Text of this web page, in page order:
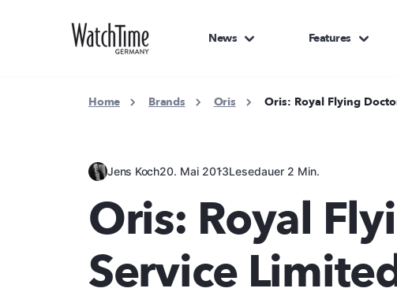
News Features
Home Brands Oris Oris: Royal Flying
Jens Koch20. Mai 2013Lesedauer 2 Min.
Oris: Royal
Service